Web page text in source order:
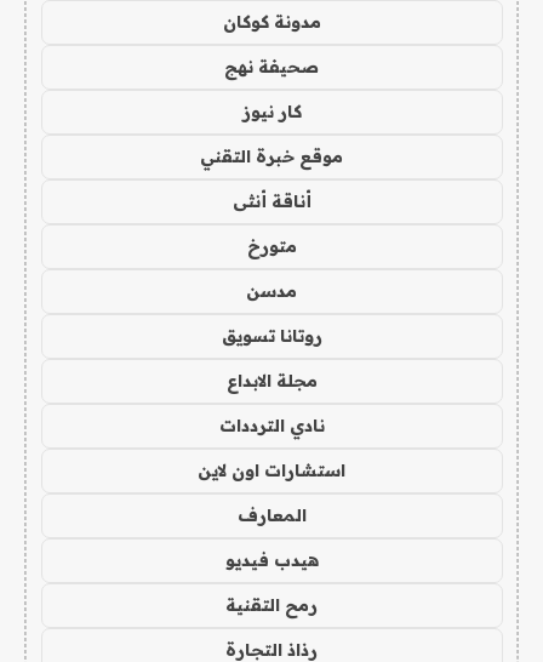
مدونة كوكان
صحيفة نهج
كار نيوز
موقع خبرة التقني
أناقة أنثى
متورخ
مدسن
روتانا تسويق
مجلة الابداع
نادي الترددات
استشارات اون لاين
المعارف
هيدب فيديو
رمح التقنية
رذاذ التجارة